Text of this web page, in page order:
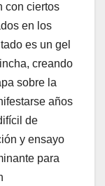
con ciertos
en los
es un gel
creando
sobre la
años
de
y ensayo
para